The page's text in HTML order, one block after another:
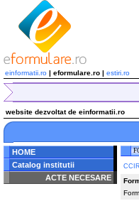
einformatii.ro | eformulare.ro | estiri.ro
website dezvoltat de einformatii.ro
HOME
Catalog institutii
ACTE NECESARE